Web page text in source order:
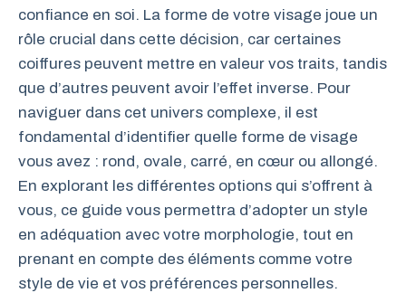
confiance en soi. La forme de votre visage joue un
rôle crucial dans cette décision, car certaines
coiffures peuvent mettre en valeur vos traits, tandis
que d’autres peuvent avoir l’effet inverse. Pour
naviguer dans cet univers complexe, il est
fondamental d’identifier quelle forme de visage
vous avez : rond, ovale, carré, en cœur ou allongé.
En explorant les différentes options qui s’offrent à
vous, ce guide vous permettra d’adopter un style
en adéquation avec votre morphologie, tout en
prenant en compte des éléments comme votre
style de vie et vos préférences personnelles.